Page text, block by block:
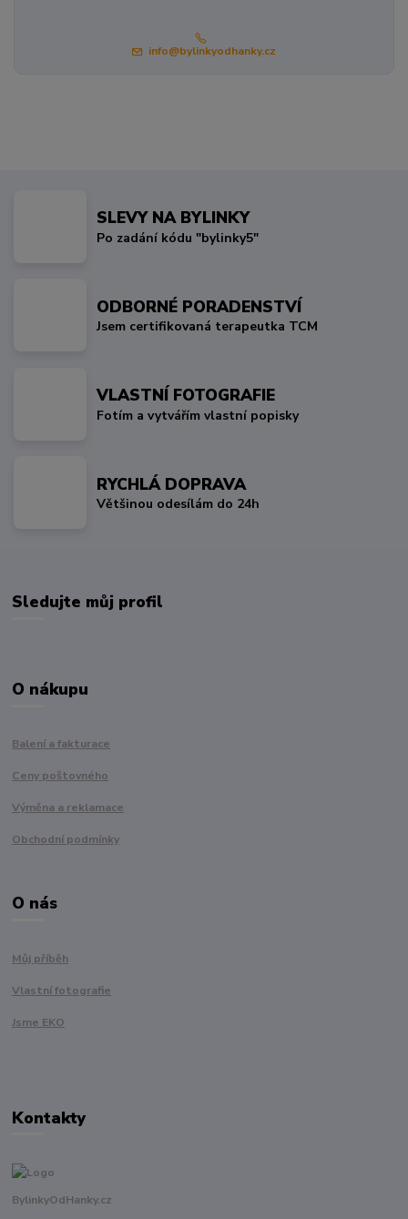
info@bylinkyodhanky.cz
SLEVY NA BYLINKY
Po zadání kódu "bylinky5"
ODBORNÉ PORADENSTVÍ
Jsem certifikovaná terapeutka TCM
VLASTNÍ FOTOGRAFIE
Fotím a vytvářím vlastní popisky
RYCHLÁ DOPRAVA
Většinou odesílám do 24h
Sledujte můj profil
O nákupu
Balení a fakturace
Ceny poštovného
Výměna a reklamace
Obchodní podmínky
O nás
Můj příběh
Vlastní fotografie
Jsme EKO
Kontakty
BylinkyOdHanky.cz